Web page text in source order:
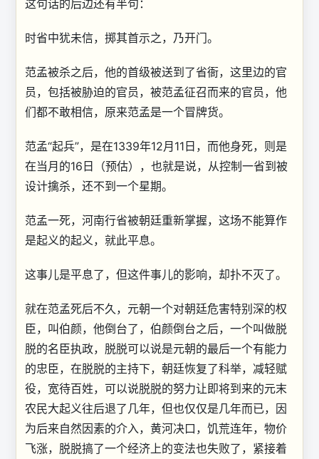
这句话的后边还有半句：
时省中犹未信，掷其首示之，乃开门。
范孟被杀之后，他的首级被送到了省衙，这里边的官
员，包括被胁迫的官员，被范孟征召而来的官员，他
们都不敢相信，原来范孟是一个冒牌货。
范孟“起兵”，是在1339年12月11日，而他身死，则是
在当月的16日（预估），也就是说，从控制一省到被
设计擒杀，还不到一个星期。
范孟一死，河南行省被朝廷重新掌握，这场不能算作
是起义的起义，就此平息。
这事儿是平息了，但这件事儿的影响，却扑不灭了。
就在范孟死后不久，元朝一个对朝廷危害特别深的权
臣，叫伯颜，他倒台了，伯颜倒台之后，一个叫做脱
脱的名臣执政，脱脱可以说是元朝的最后一个有能力
的忠臣，在脱脱的主持下，朝廷恢复了科举，减轻赋
役，宽待百姓，可以说脱脱的努力让即将到来的元末
农民大起义往后退了几年，但也仅仅是几年而已，因
为后来自然因素的介入，黄河决口，饥荒连年，物价
飞涨，脱脱搞了一个经济上的变法也失败了，紧接着